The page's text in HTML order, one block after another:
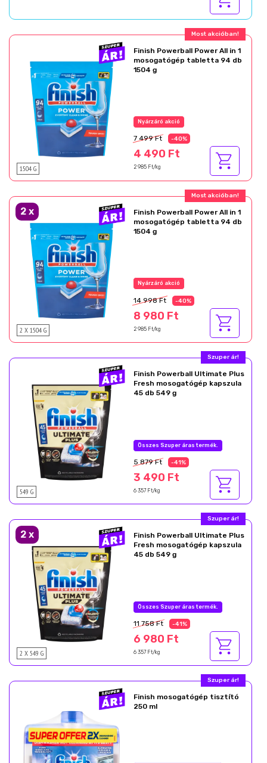
Most akcióban!
1504 G
Finish Powerball Power All in 1
mosogatógép tabletta 94 db
1504 g
Nyárzáró akció
7 499 Ft -40%
4 490 Ft
2 985 Ft/kg
Most akcióban!
2 x
2 X 1504 G
Finish Powerball Power All in 1
mosogatógép tabletta 94 db
1504 g
Nyárzáró akció
14 998 Ft -40%
8 980 Ft
2 985 Ft/kg
Szuper ár!
549 G
Finish Powerball Ultimate Plus
Fresh mosogatógép kapszula
45 db 549 g
Összes Szuper áras termék.
5 879 Ft -41%
3 490 Ft
6 357 Ft/kg
Szuper ár!
2 x
2 X 549 G
Finish Powerball Ultimate Plus
Fresh mosogatógép kapszula
45 db 549 g
Összes Szuper áras termék.
11 758 Ft -41%
6 980 Ft
6 357 Ft/kg
Szuper ár!
Finish mosogatógép tisztító
250 ml